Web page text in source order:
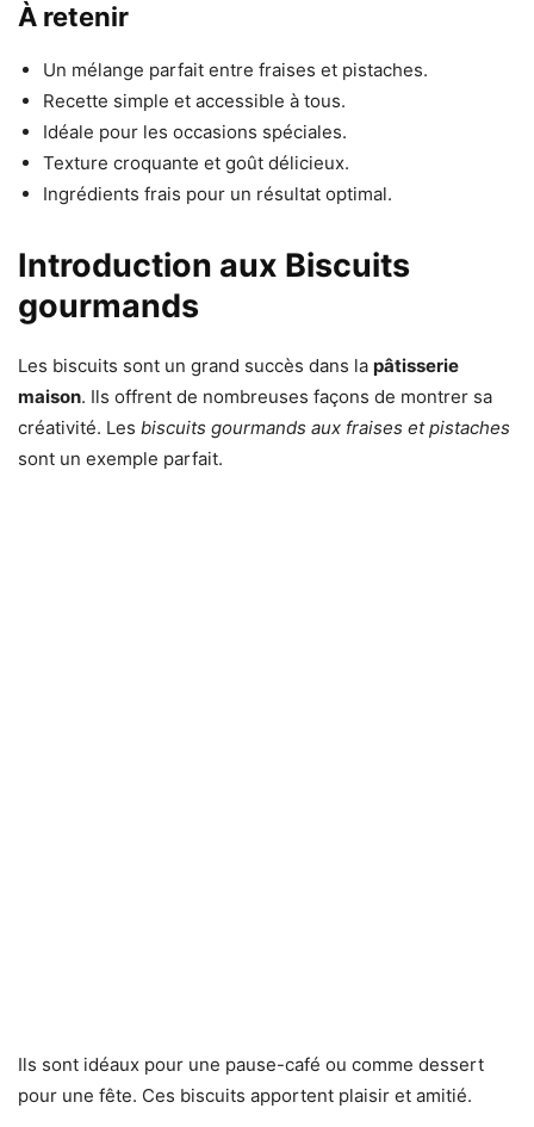
À retenir
Un mélange parfait entre fraises et pistaches.
Recette simple et accessible à tous.
Idéale pour les occasions spéciales.
Texture croquante et goût délicieux.
Ingrédients frais pour un résultat optimal.
Introduction aux Biscuits
gourmands
Les biscuits sont un grand succès dans la pâtisserie
maison. Ils offrent de nombreuses façons de montrer sa
créativité. Les biscuits gourmands aux fraises et pistaches
sont un exemple parfait.
Ils sont idéaux pour une pause-café ou comme dessert
pour une fête. Ces biscuits apportent plaisir et amitié.